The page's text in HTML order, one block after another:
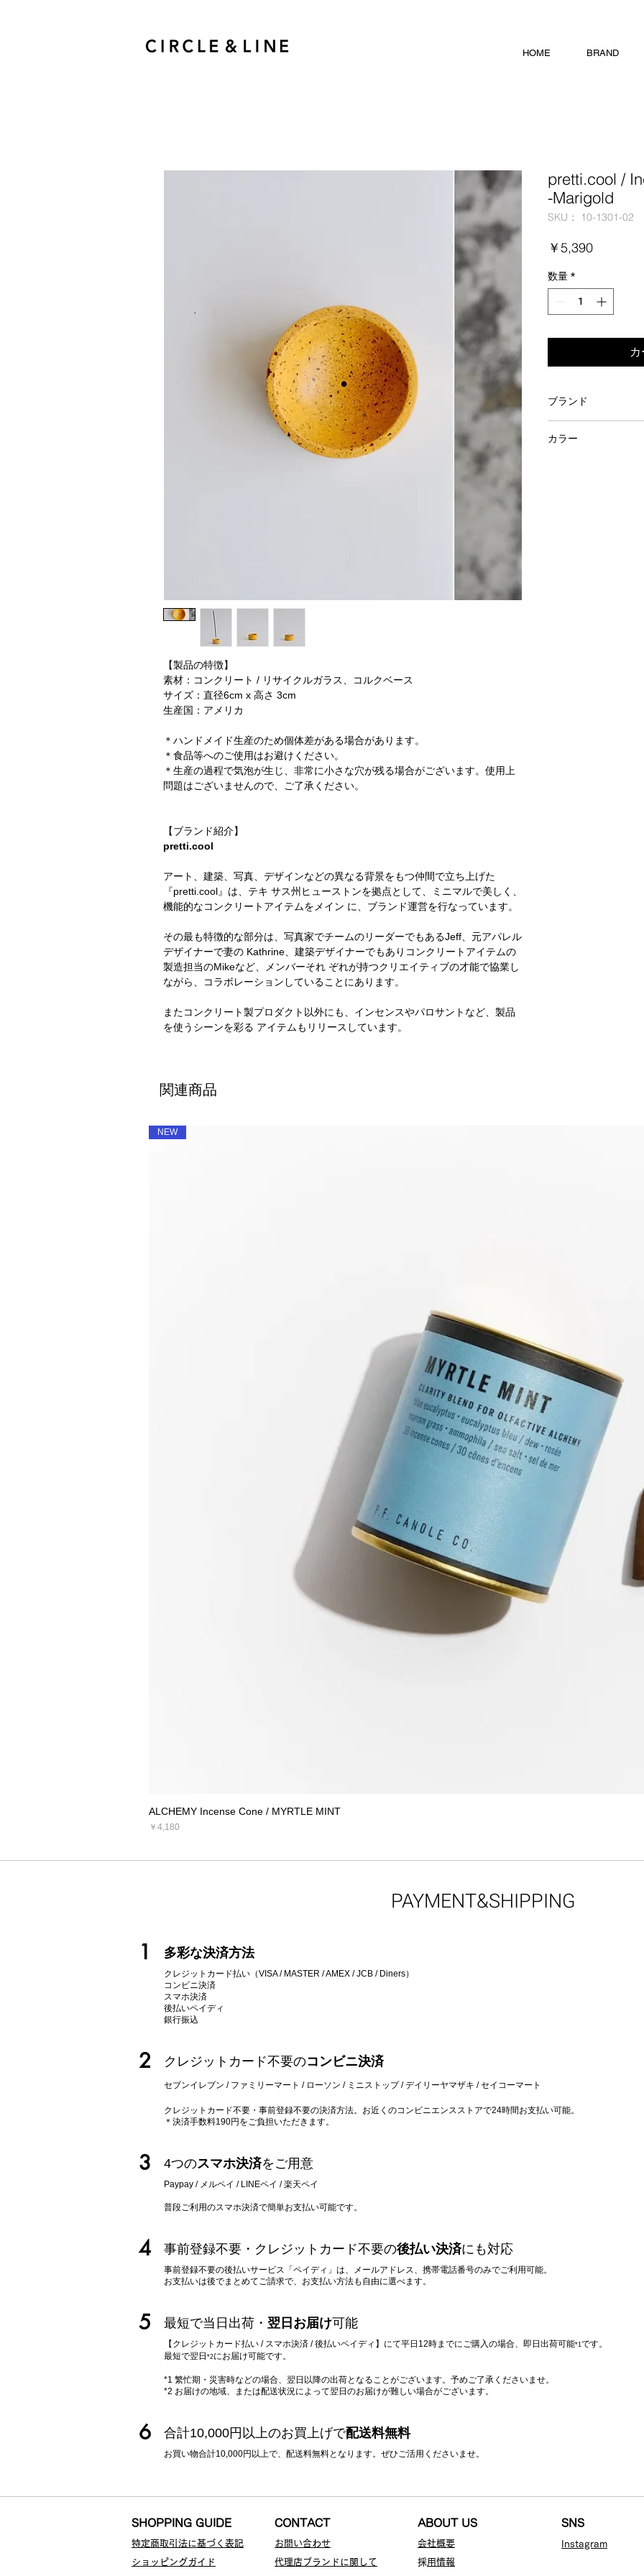
HOME BRAND
【製品の特徴】
素材：コンクリート / リサイクルガラス、コルクベース
サイズ：直径6cm x 高さ 3cm
生産国：アメリカ
＊ハンドメイド生産のため個体差がある場合があります。
＊食品等へのご使用はお避けください。
＊生産の過程で気泡が生じ、非常に小さな穴が残る場合がございます。使用上
問題はございませんので、ご了承ください。
【ブランド紹介】
pretti.cool
アート、建築、写真、デザインなどの異なる背景をもつ仲間で立ち上げた
『pretti.cool』は、テキ サス州ヒューストンを拠点として、ミニマルで美しく、
機能的なコンクリートアイテムをメイン に、ブランド運営を行なっています。
その最も特徴的な部分は、写真家でチームのリーダーでもあるJeff、元アパレル
デザイナーで妻の Kathrine、建築デザイナーでもありコンクリートアイテムの
製造担当のMikeなど、メンバーそれ ぞれが持つクリエイティブの才能で協業し
ながら、コラボレーションしていることにあります。
またコンクリート製プロダクト以外にも、インセンスやパロサントなど、製品
を使うシーンを彩る アイテムもリリースしています。
pretti.cool /
-Marigold
SKU： 10-1301-02
￥5,390価
数量*
ブランド
カラー
関連商品
NEW
ALCHEMY Incense Cone / MYRTLE MINT
価格
￥4,180
PAYMENT&SHIPPING
1 多彩な決済方法
クレジットカード払い（VISA / MASTER / AMEX / JCB / Diners）
コンビニ決済
スマホ決済
後払いペイディ
​銀行振込
2 クレジットカード不要のコンビニ決済
セブンイレブン / ファミリーマート / ローソン / ミニストップ / デイリーヤマザキ / セイコーマート
クレジットカード不要・事前登録不要の決済方法。お近くのコンビニエンスストアで24時間お支払い可能。
＊決済手数料190円をご負担いただきます。
3 4つのスマホ決済をご用意
Paypay / メルペイ / LINEペイ / 楽天ペイ
​普段ご利用のスマホ決済で簡単お支払い可能です。
4 事前登録不要・クレジットカード不要の後払い決済にも対応
事前登録不要の後払いサービス「ペイディ」は、メールアドレス、携帯電話番号のみでご利用可能。
​お支払いは後でまとめてご請求で、お支払い方法も自由に選べます。
5 最短で当日出荷・ 翌日お届け可能
【クレジットカード払い / スマホ決済 / 後払いペイディ】にて平日12時までにご購入の場合、即日出荷可能*1です。
最短で翌日 *2にお届け可能です。
*1 繁忙期・災害時などの場合、翌日以降の出荷となることがございます。予めご了承くださいませ。
*2 お届けの地域、または配送状況によって翌日のお届けが難しい場合がございます。
6 合計10,000円以上のお買上げで配送料無料
お買い物合計10,000円以上で、配送料無料となります。ぜひご活用くださいませ。
SHOPPING GUIDE
特定商取引法に基づく表記
ショッピングガイド
CONTACT
お問い合わせ
代理店ブランドに関して
ABOUT US
会社概要
​採用情報
SNS
Instagram